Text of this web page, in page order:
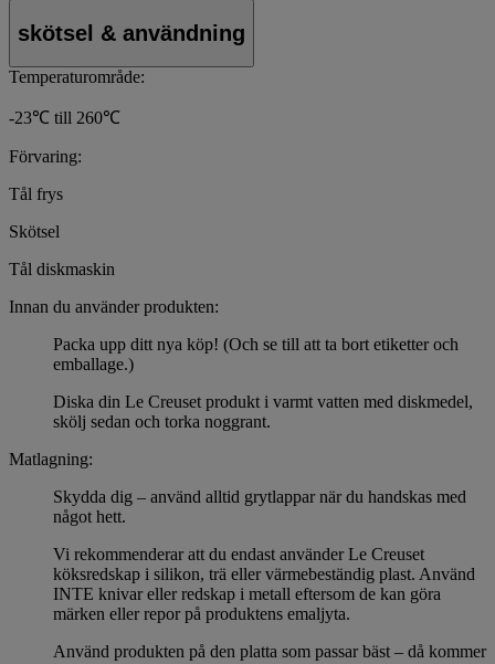
skötsel & användning
Temperaturområde:
-23℃ till 260℃
Förvaring:
Tål frys
Skötsel
Tål diskmaskin
Innan du använder produkten:
Packa upp ditt nya köp! (Och se till att ta bort etiketter och
emballage.)
Diska din Le Creuset produkt i varmt vatten med diskmedel,
skölj sedan och torka noggrant.
Matlagning:
Skydda dig – använd alltid grytlappar när du handskas med
något hett.
Vi rekommenderar att du endast använder Le Creuset
köksredskap i silikon, trä eller värmebeständig plast. Använd
INTE knivar eller redskap i metall eftersom de kan göra
märken eller repor på produktens emaljyta.
Använd produkten på den platta som passar bäst – då kommer